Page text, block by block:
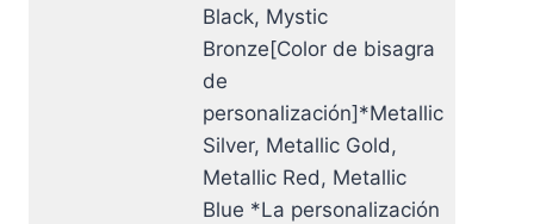
Black, Mystic
Bronze[Color de bisagra
de
personalización]*Metallic
Silver, Metallic Gold,
Metallic Red, Metallic
Blue *La personalización